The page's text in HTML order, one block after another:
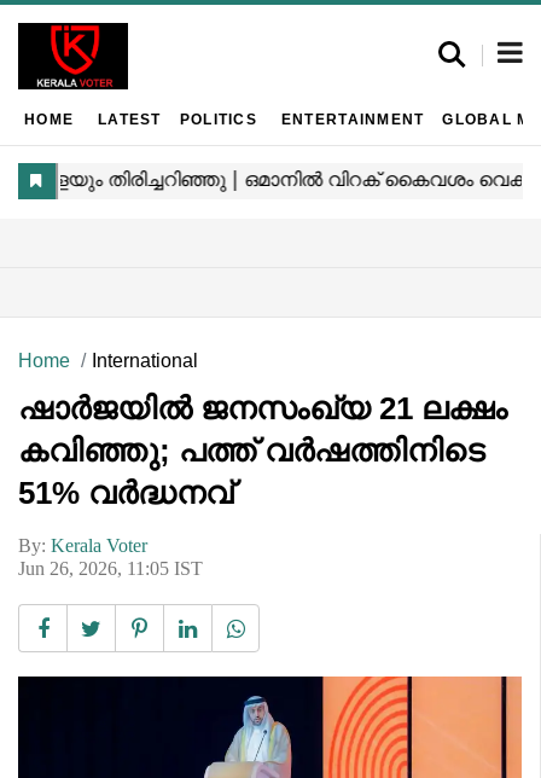
HOME LATEST POLITICS ENTERTAINMENT GLOBAL
Home International
ഷാർജയിൽ ജനസംഖ്യ 21 ലക്ഷം
കവിഞ്ഞു; പത്ത് വർഷത്തിനിടെ
51% വർദ്ധനവ്
By: Kerala Voter
Jun 26, 2026, 11:05 IST